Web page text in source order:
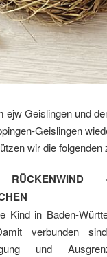
ejw Geislingen und
Geislingen
wir die folgenden
Kind in Baden-
verbunden
und